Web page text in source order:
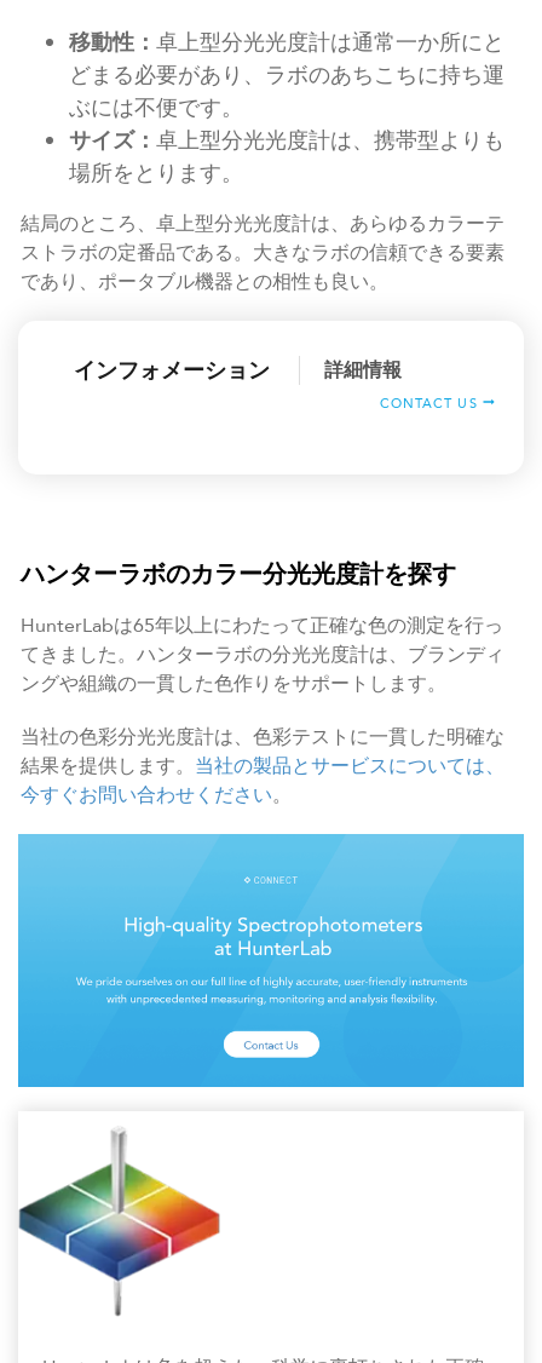
移動性： 卓上型分光光度計は通常一か所にと
どまる必要があり、ラボのあちこちに持ち運
ぶには不便です。
サイズ： 卓上型分光光度計は、携帯型よりも
場所をとります。
結局のところ、卓上型分光光度計は、あらゆるカラーテ
ストラボの定番品である。大きなラボの信頼できる要素
であり、ポータブル機器との相性も良い。
インフォメーション 詳細情報
CONTACT US
ハンターラボのカラー分光光度計を探す
HunterLabは65年以上にわたって正確な色の測定を行っ
てきました。ハンターラボの分光光度計は、ブランディ
ングや組織の一貫した色作りをサポートします。
当社の色彩分光光度計は、色彩テストに一貫した明確な
結果を提供します。 当社の製品とサービスについては、
今すぐお問い合わせください。